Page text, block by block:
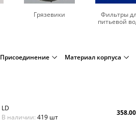
Грязевики
Фильтры
питьевой
Присоединение Материал корпуса
358.00
LD
В наличии:419 шт